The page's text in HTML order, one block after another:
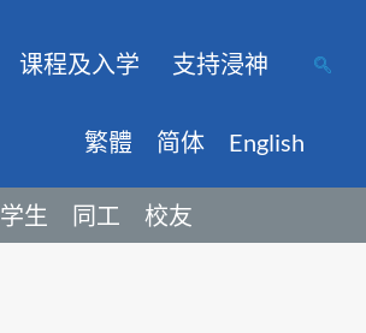
课程及入学 支持浸神
繁體 简体 English
学生 同工 校友